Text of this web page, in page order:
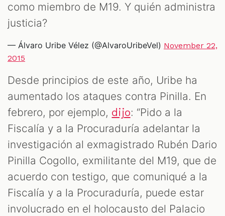
como miembro de M19. Y quién administra
justicia?
— Álvaro Uribe Vélez (@AlvaroUribeVel) November 22,
2015
Desde principios de este año, Uribe ha
aumentado los ataques contra Pinilla. En
febrero, por ejemplo, dijo: “Pido a la
Fiscalía y a la Procuraduría adelantar la
investigación al exmagistrado Rubén Dario
Pinilla Cogollo, exmilitante del M19, que de
acuerdo con testigo, que comuniqué a la
Fiscalía y a la Procuraduría, puede estar
involucrado en el holocausto del Palacio